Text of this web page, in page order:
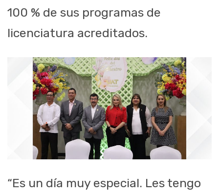
100 % de sus programas de
licenciatura acreditados.
“Es un día muy especial. Les tengo